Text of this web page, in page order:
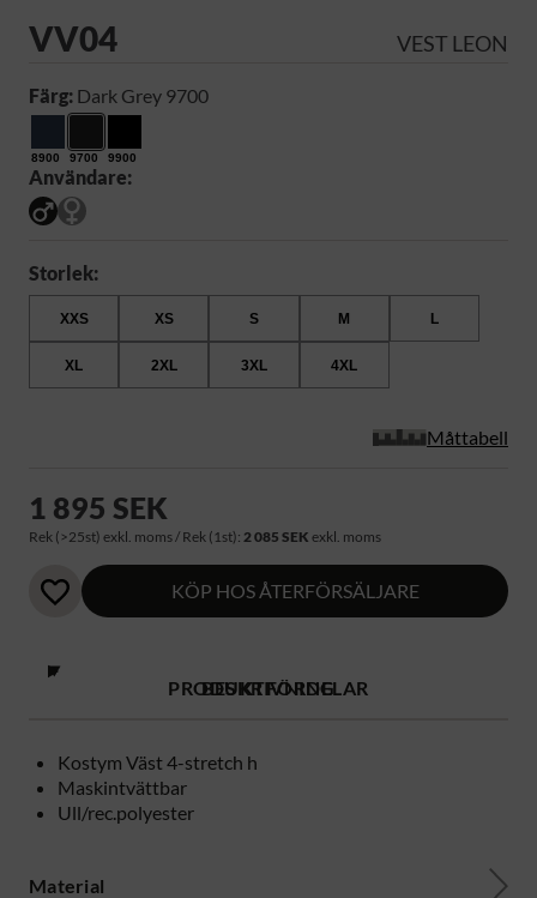
VV04 VEST LEON
Färg: Dark Grey 9700
8900 9700 9900
Användare:
Storlek:
XXS XS S M L
XL 2XL 3XL 4XL
Måttabell
1 895 SEK
Rek (>25st) exkl. moms / Rek (1st): 2 085 SEK exkl. moms
KÖP HOS ÅTERFÖRSÄLJARE
PRODUKTFÖRDELAR
Kostym Väst 4-stretch h
Maskintvättbar
Ull/rec.polyester
BESKRIVNING
Material